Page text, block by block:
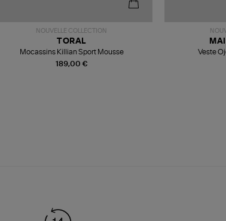
NOUVELLE COLLECTION
189,00 €
TORAL
Mocassins Killian Sport Mousse
Veste